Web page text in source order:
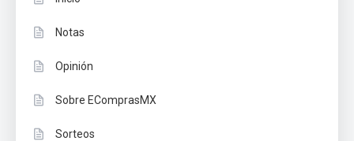
Notas
Opinión
Sobre EComprasMX
Sorteos